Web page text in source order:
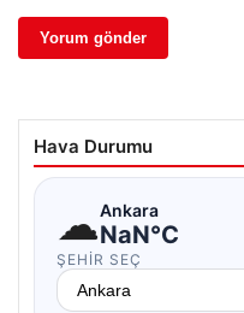
Hava Durumu
☁Ankara
NaN°C
ŞEHIR SEÇ